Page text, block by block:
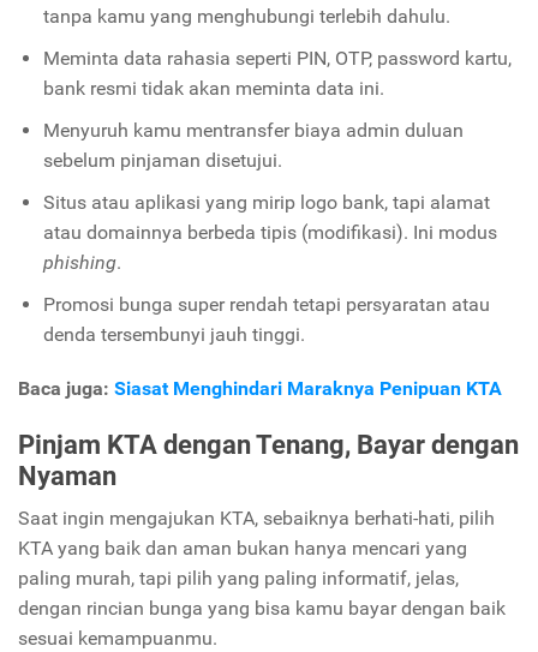
tanpa kamu yang menghubungi terlebih dahulu.
Meminta data rahasia seperti PIN, OTP, password kartu,
bank resmi tidak akan meminta data ini.
Menyuruh kamu mentransfer biaya admin duluan
sebelum pinjaman disetujui.
Situs atau aplikasi yang mirip logo bank, tapi alamat
atau domainnya berbeda tipis (modifikasi). Ini modus
phishing.
Promosi bunga super rendah tetapi persyaratan atau
denda tersembunyi jauh tinggi.
Baca juga: Siasat Menghindari Maraknya Penipuan KTA
Pinjam KTA dengan Tenang, Bayar dengan
Nyaman
Saat ingin mengajukan KTA, sebaiknya berhati-hati, pilih
KTA yang baik dan aman bukan hanya mencari yang
paling murah, tapi pilih yang paling informatif, jelas,
dengan rincian bunga yang bisa kamu bayar dengan baik
sesuai kemampuanmu.